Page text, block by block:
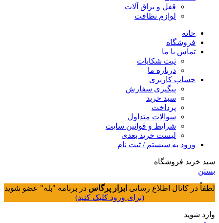
قفل و یراق آلات
لوازم نظافت
خانه
فروشگاه
تماس با ما
ثبت شکایات
درباره ما
حساب کاربری
پیگیری سفارش
سبد خرید
پرداخت
سوالات متداول
شرایط و قوانین سایت
لیست خرید بعدی
ورود به سیستم / ثبت نام
سبد خرید فروشگاه
بستن
لطفاً در کانال اطلاع رسانی ابزار پرگاس در برنامه "بله" عضو شوید
(برای ورود کلیک کنید)
وارد شوید